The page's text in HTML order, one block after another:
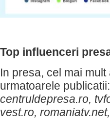
Top influenceri
In presa, cel mai
urmatoarele publicatii:
centruldepresa.ro,
vest.ro,